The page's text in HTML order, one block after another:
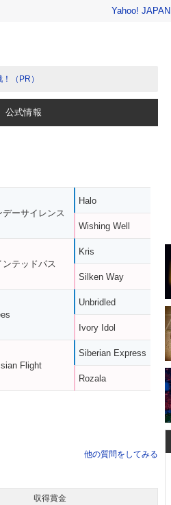
Yahoo! JAPAN
（PR）
公式情報
デーサイレンス
ンテッドパス
Flight
Halo
Wishing Well
Kris
Silken Way
Unbridled
Ivory Idol
Siberian Express
Rozala
他の質問をしてみる
収得賞金